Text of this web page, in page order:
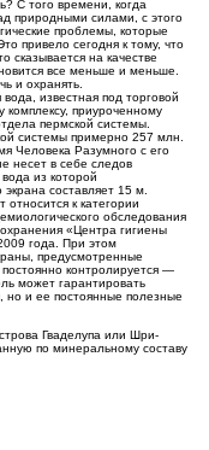
С того времени, когда
природными силами, с этого
проблемы, которые
привело сегодня к тому, что
сказывается на качестве
все меньше и меньше.
и охранять.
известная под торговой
комплексу, приуроченному
пермской системы.
системы примерно 257 млн.
Человека Разумного с его
несет в себе следов
из которой
составляет 15 м.
к категории
обследования
«Центра гигиены
года. При этом
предусмотренные
контролируется —
может гарантировать
но и ее постоянные полезные
Гваделупа или Шри-
по минеральному составу